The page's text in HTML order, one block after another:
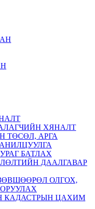
ХЯНАЛТ
ТӨСӨЛ, АРГА
БАТЛАХ
ДААЛГАВАР
ОЛГОХ,
КАДАСТРЫН ЦАХИМ